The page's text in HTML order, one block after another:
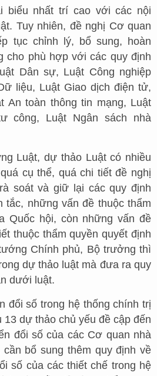
biểu nhất trí cao với các nội
Tuy nhiên, đề nghị Cơ quan
tục chỉnh lý, bổ sung, hoàn
cho phù hợp với các quy định
Dân sự, Luật Công nghiệp
liệu, Luật Giao dịch điện tử,
An toàn thông tin mạng, Luật
công, Luật Ngân sách nhà
Luật, dự thảo Luật có nhiều
cụ thể, quá chi tiết đề nghị
soát và giữ lại các quy định
tắc, những vấn đề thuộc thẩm
Quốc hội, còn những vấn đề
thuộc thẩm quyền quyết định
Chính phủ, Bộ trưởng thì
dự thảo luật mà đưa ra quy
dưới luật.
đổi số trong hệ thống chính trị
dự thảo chủ yếu đề cập đến
đổi số của các Cơ quan nhà
bổ sung thêm quy định về
số của các thiết chế trong hệ